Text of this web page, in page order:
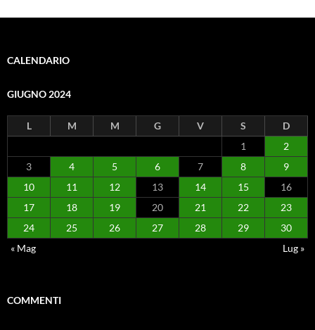
CALENDARIO
GIUGNO 2024
L M M G V S
D
1
2
3
4 5 6 7 8
9
10
11 12 13 14 15
16
17
18 19 20 21 22
23
24
25 26 27 28 29
30
« Mag
Lug »
COMMENTI